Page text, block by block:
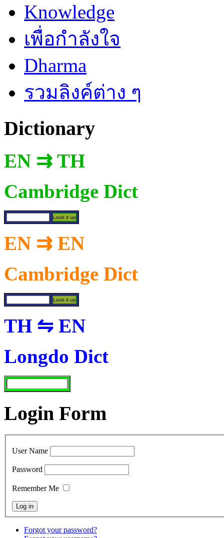
Knowledge
เพื่อกำลังใจ
Dharma
รวมลิงค์ต่าง ๆ
Dictionary
EN ⇉ TH
Cambridge Dict
EN ⇉ EN
Cambridge Dict
TH ⇋ EN
Longdo Dict
Login Form
User Name
Password
Remember Me
Forgot your password?